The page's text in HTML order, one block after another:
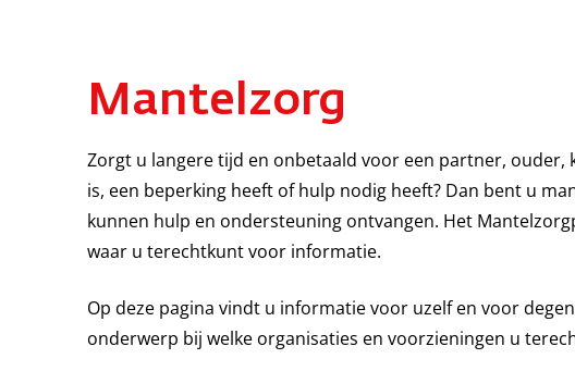
Mantelzorg
Zorgt u langere tijd en onbetaald voor een partner, ouder,
is, een beperking heeft of hulp nodig heeft? Dan bent u
kunnen hulp en ondersteuning ontvangen. Het
waar u terechtkunt voor informatie.
Op deze pagina vindt u informatie voor uzelf en voor
onderwerp bij welke organisaties en voorzieningen u